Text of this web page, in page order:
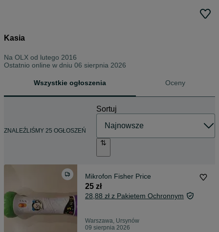
Kasia
Na OLX od lutego 2016
Ostatnio online w dniu 06 sierpnia 2026
Wszystkie ogłoszenia Oceny
ZNALEŹLIŚMY 25 OGŁOSZEŃ
Sortuj
Mikrofon Fisher Price
25 zł
28,88 zł z Pakietem Ochronnym
Warszawa, Ursynów
09 sierpnia 2026